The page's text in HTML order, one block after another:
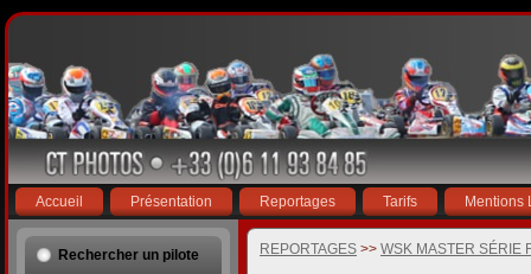
Accueil Présentation Reportages Tarifs Mentions
Rechercher un pilote REPORTAGES >> WSK MASTER SÉRIE